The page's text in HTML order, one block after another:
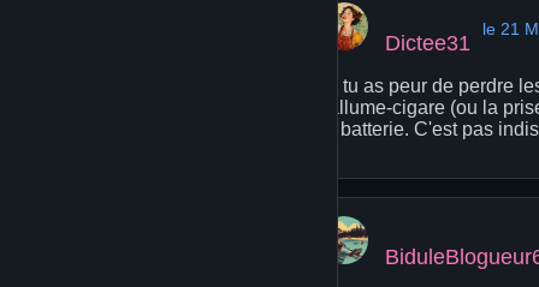
Dictee31
le 21
Si tu as peur de perdre
l'allume-cigare (ou la
la batterie. C'est pas